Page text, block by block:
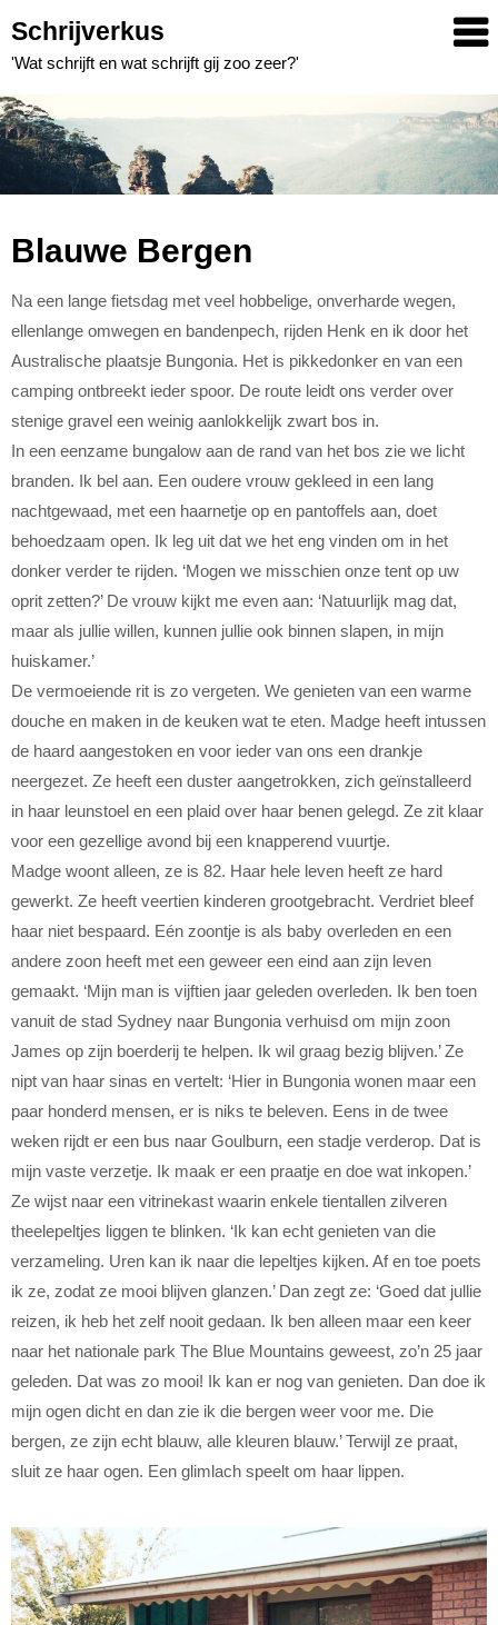
to
content
Schrijverkus
'Wat schrijft en wat schrijft gij zoo zeer?'
Blauwe Bergen
Na een lange fietsdag met veel hobbelige, onverharde wegen,
ellenlange omwegen en bandenpech, rijden Henk en ik door het
Australische plaatsje Bungonia. Het is pikkedonker en van een
camping ontbreekt ieder spoor. De route leidt ons verder over
stenige gravel een weinig aanlokkelijk zwart bos in.
In een eenzame bungalow aan de rand van het bos zie we licht
branden. Ik bel aan. Een oudere vrouw gekleed in een lang
nachtgewaad, met een haarnetje op en pantoffels aan, doet
behoedzaam open. Ik leg uit dat we het eng vinden om in het
donker verder te rijden. ‘Mogen we misschien onze tent op uw
oprit zetten?’ De vrouw kijkt me even aan: ‘Natuurlijk mag dat,
maar als jullie willen, kunnen jullie ook binnen slapen, in mijn
huiskamer.’
De vermoeiende rit is zo vergeten. We genieten van een warme
douche en maken in de keuken wat te eten. Madge heeft intussen
de haard aangestoken en voor ieder van ons een drankje
neergezet. Ze heeft een duster aangetrokken, zich geïnstalleerd
in haar leunstoel en een plaid over haar benen gelegd. Ze zit klaar
voor een gezellige avond bij een knapperend vuurtje.
Madge woont alleen, ze is 82. Haar hele leven heeft ze hard
gewerkt. Ze heeft veertien kinderen grootgebracht. Verdriet bleef
haar niet bespaard. Eén zoontje is als baby overleden en een
andere zoon heeft met een geweer een eind aan zijn leven
gemaakt. ‘Mijn man is vijftien jaar geleden overleden. Ik ben toen
vanuit de stad Sydney naar Bungonia verhuisd om mijn zoon
James op zijn boerderij te helpen. Ik wil graag bezig blijven.’ Ze
nipt van haar sinas en vertelt: ‘Hier in Bungonia wonen maar een
paar honderd mensen, er is niks te beleven. Eens in de twee
weken rijdt er een bus naar Goulburn, een stadje verderop. Dat is
mijn vaste verzetje. Ik maak er een praatje en doe wat inkopen.’
Ze wijst naar een vitrinekast waarin enkele tientallen zilveren
theelepeltjes liggen te blinken. ‘Ik kan echt genieten van die
verzameling. Uren kan ik naar die lepeltjes kijken. Af en toe poets
ik ze, zodat ze mooi blijven glanzen.’ Dan zegt ze: ‘Goed dat jullie
reizen, ik heb het zelf nooit gedaan. Ik ben alleen maar een keer
naar het nationale park The Blue Mountains geweest, zo’n 25 jaar
geleden. Dat was zo mooi! Ik kan er nog van genieten. Dan doe ik
mijn ogen dicht en dan zie ik die bergen weer voor me. Die
bergen, ze zijn echt blauw, alle kleuren blauw.’ Terwijl ze praat,
sluit ze haar ogen. Een glimlach speelt om haar lippen.